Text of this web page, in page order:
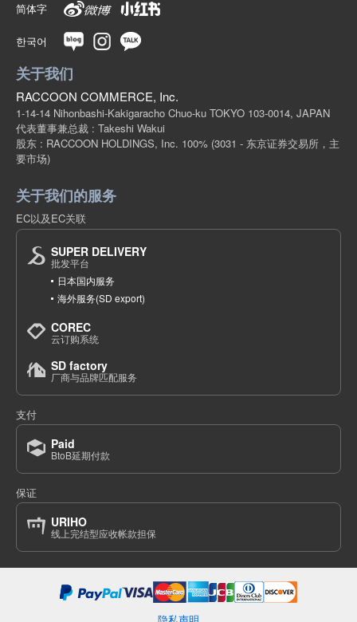
简体字
한국어
关于我们
RACCOON COMMERCE, Inc.
1-14-14 Nihonbashi-Kakigaracho Chuo-ku TOKYO 103-0014, JAPAN
代表董事兼总裁 : Takeshi Wakui
股东 : RACCOON HOLDINGS, Inc. 100% (3031 - 东京证券交易所，主
要市场)
关于我们的服务
EC以及EC关联
SUPER DELIVERY
批发平台
日本国内服务
海外服务(SD export)
COREC
云订购系统
SD factory
厂商与品牌匹配服务
支付
Paid
BtoB延期付款
保证
URIHO
线上完结型应收帐款担保